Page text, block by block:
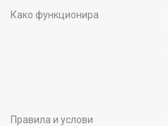
Како функционира
Правила и услови